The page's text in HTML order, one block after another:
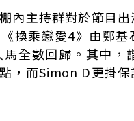
棚內主持群對於節目
換乘戀愛4》由鄭基
全數回歸。其中，
，而Simon D更掛